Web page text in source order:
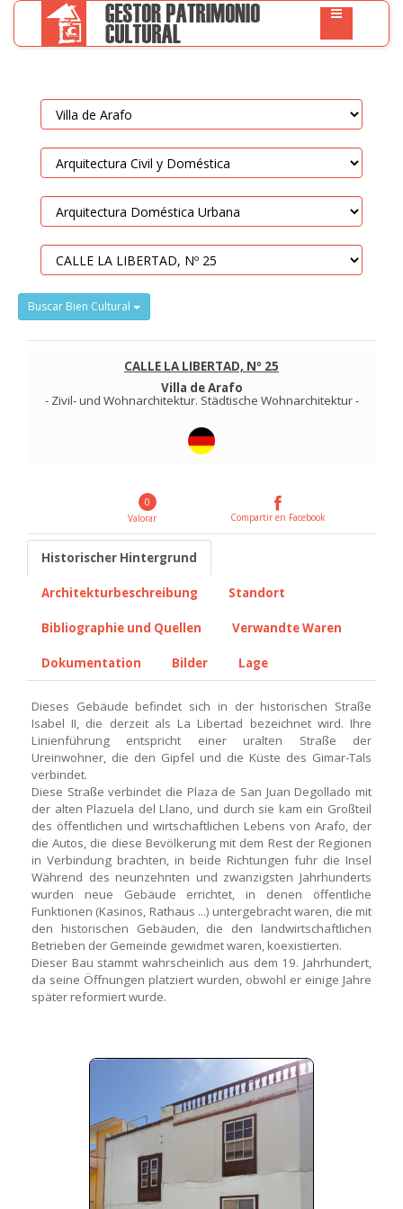
Buscar Bien Cultural
CALLE LA LIBERTAD, Nº 25
Villa de Arafo
- Zivil- und Wohnarchitektur. Städtische Wohnarchitektur-
0
Valorar
Compartir en Facebook
Historischer Hintergrund
Architekturbeschreibung Standort
Bibliographie und Quellen Verwandte Waren
Dokumentation Bilder Lage
Dieses Gebäude befindet sich in der historischen Straße
Isabel II, die derzeit als La Libertad bezeichnet wird. Ihre
Linienführung entspricht einer uralten Straße der
Ureinwohner, die den Gipfel und die Küste des Gimar-Tals
verbindet.
Diese Straße verbindet die Plaza de San Juan Degollado mit
der alten Plazuela del Llano, und durch sie kam ein Großteil
des öffentlichen und wirtschaftlichen Lebens von Arafo, der
die Autos, die diese Bevölkerung mit dem Rest der Regionen
in Verbindung brachten, in beide Richtungen fuhr die Insel
Während des neunzehnten und zwanzigsten Jahrhunderts
wurden neue Gebäude errichtet, in denen öffentliche
Funktionen (Kasinos, Rathaus ...) untergebracht waren, die mit
den historischen Gebäuden, die den landwirtschaftlichen
Betrieben der Gemeinde gewidmet waren, koexistierten.
Dieser Bau stammt wahrscheinlich aus dem 19. Jahrhundert,
da seine Öffnungen platziert wurden, obwohl er einige Jahre
später reformiert wurde.